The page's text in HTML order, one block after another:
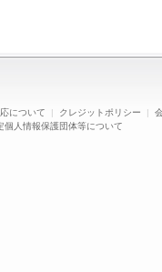
について | クレジットポリシー |
個人情報保護団体等について